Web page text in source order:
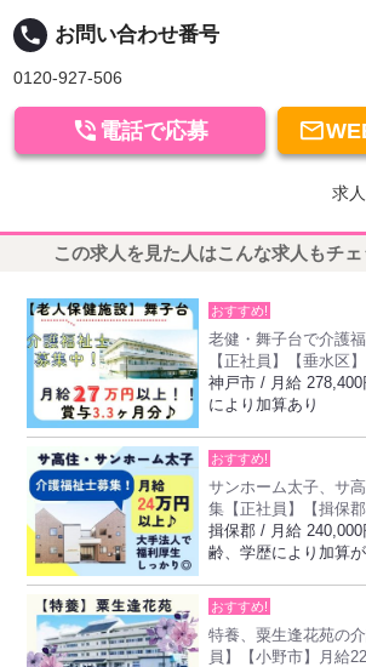
local_phone お問い合わせ番号
0120-927-506

 電話で応募
求
この求人を見た人はこんな求人もチ
おすすめ!
老健・舞子台で介護
【正社員】【垂水区
神戸市 / 月給
により加算あり
おすすめ!
サンホーム太子、サ
集【正社員】【揖保
揖保郡 / 月給
齢、学歴により加算
おすすめ!
特養、粟生逢花苑の
員】【小野市】月給